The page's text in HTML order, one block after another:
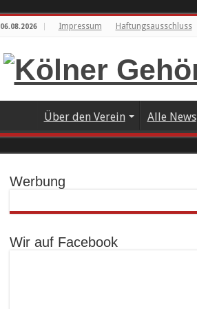
06.08.2026 Impressum Haftungsausschluss
Über den Verein Alle News
Werbung
Wir auf Facebook